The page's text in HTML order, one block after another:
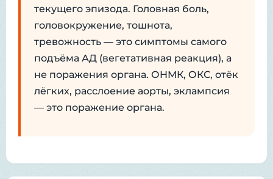
текущего эпизода. Головная боль,
головокружение, тошнота,
тревожность — это симптомы самого
подъёма АД (вегетативная реакция), а
не поражения органа. ОНМК, ОКС, отёк
лёгких, расслоение аорты, эклампсия
— это поражение органа.